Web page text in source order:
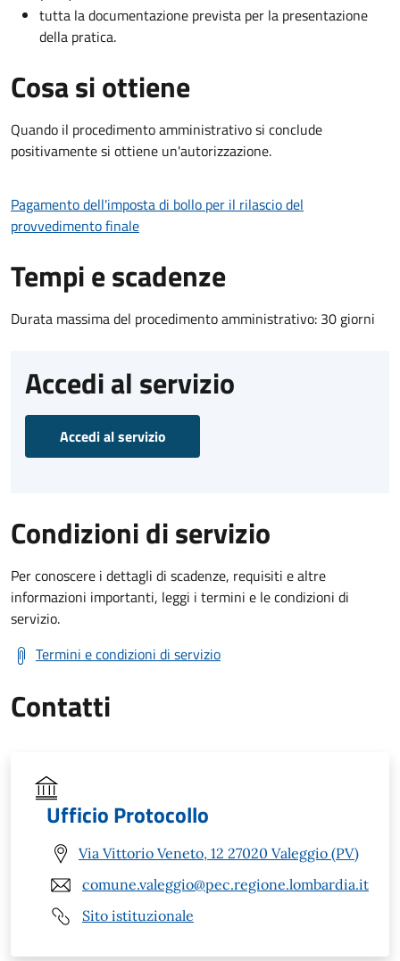
tutta la documentazione prevista per la presentazione
della pratica.
Cosa si ottiene
Quando il procedimento amministrativo si conclude
positivamente si ottiene un'autorizzazione.
Pagamento dell'imposta di bollo per il rilascio del
provvedimento finale
Tempi e scadenze
Durata massima del procedimento amministrativo: 30 giorni
Accedi al servizio
Accedi al servizio
Condizioni di servizio
Per conoscere i dettagli di scadenze, requisiti e altre
informazioni importanti, leggi i termini e le condizioni di
servizio.
Termini e condizioni di servizio
Contatti
Ufficio Protocollo
Via Vittorio Veneto, 12 27020 Valeggio (PV)
comune.valeggio@pec.regione.lombardia.it
Sito istituzionale